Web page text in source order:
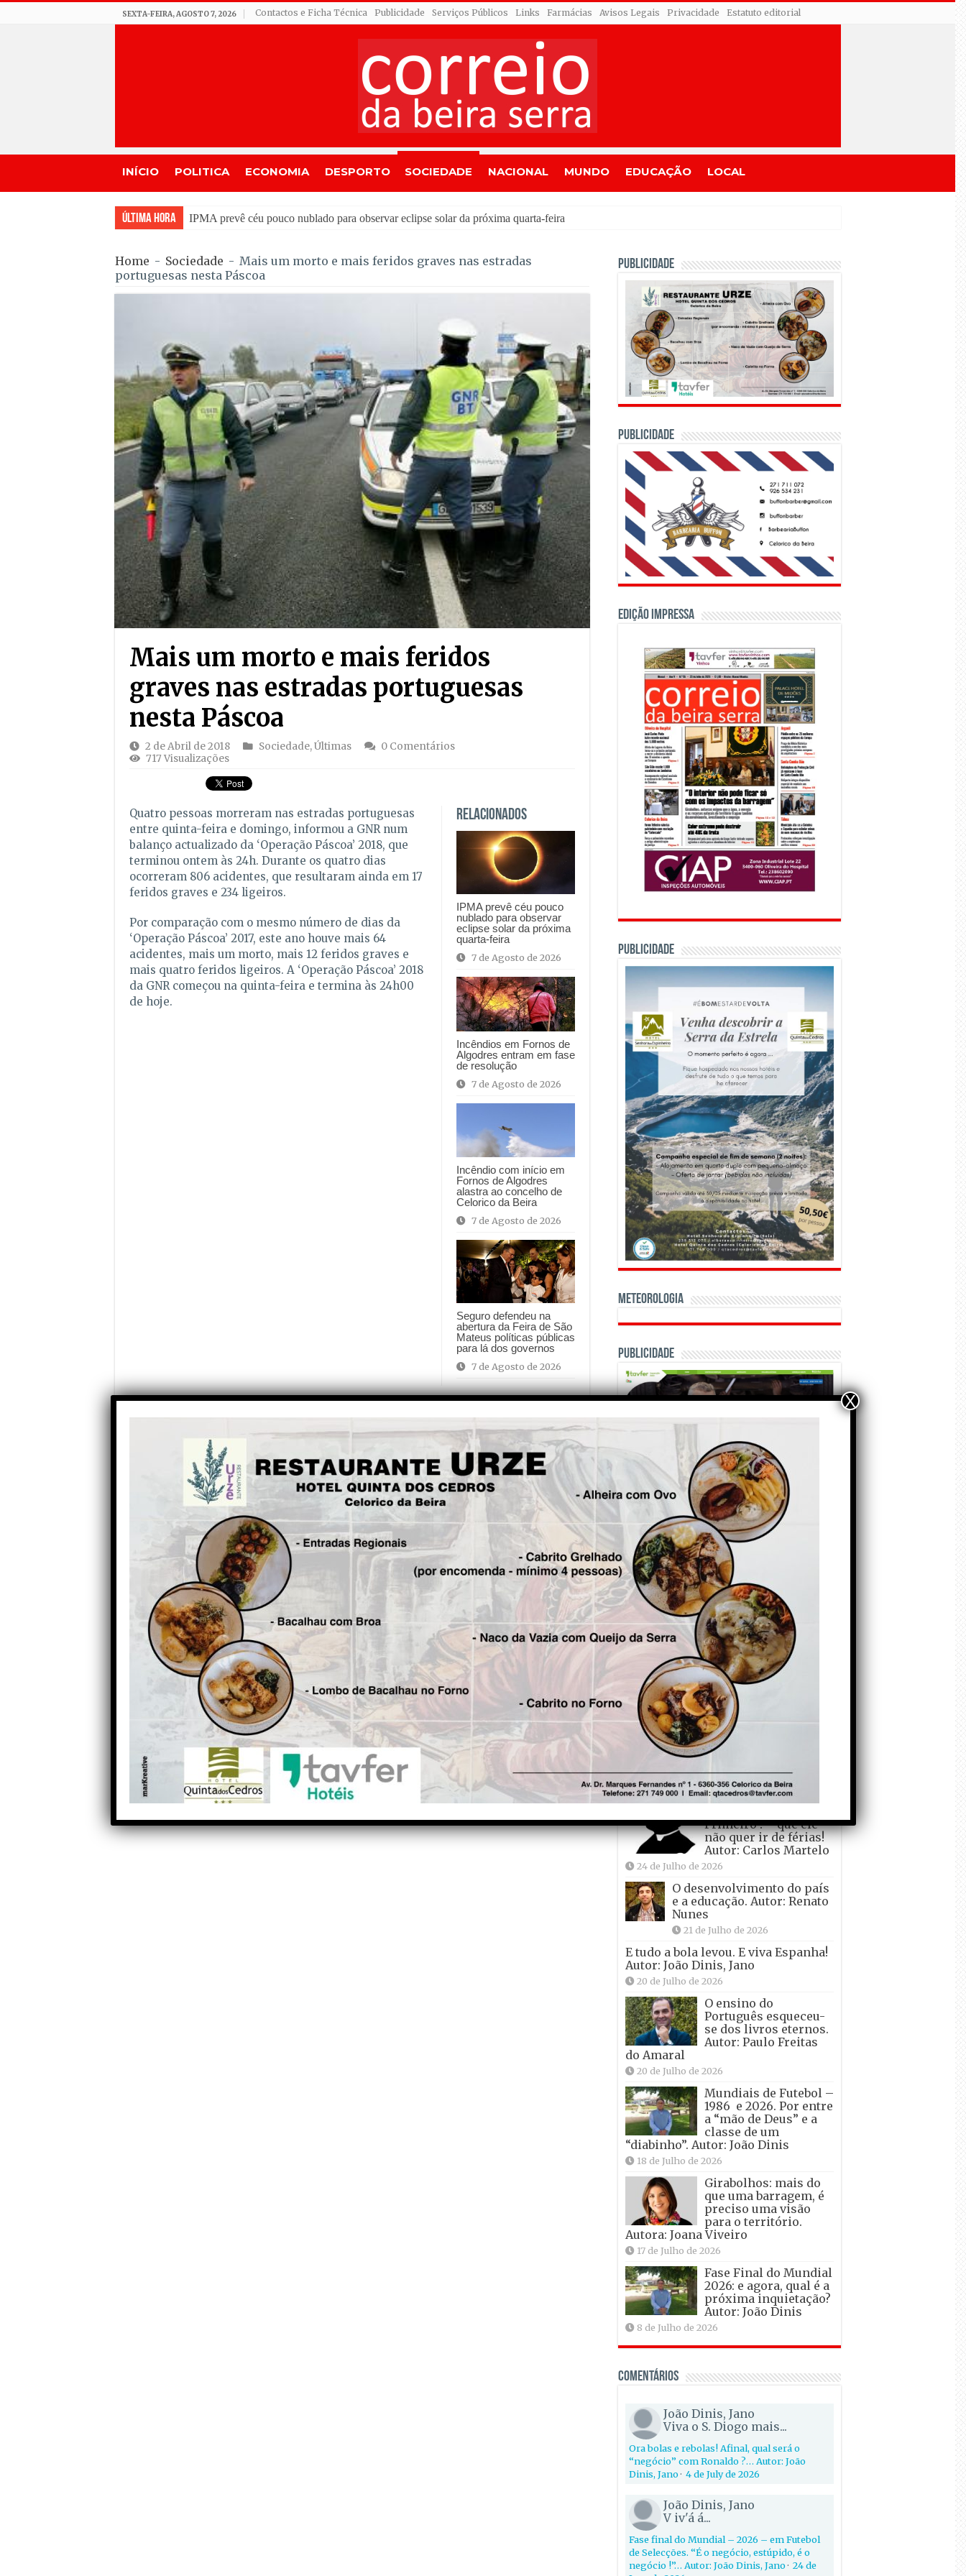
SEXTA-FEIRA, AGOSTO 7, 2026 Contactos e Ficha Técnica Publicidade Serviços Públicos Links Farmácias Avisos Legais Privacidade Estatuto editorial
INÍCIO POLITICA ECONOMIA DESPORTO SOCIEDADE NACIONAL MUNDO EDUCAÇÃO LOCAL
Última Hora Incêndios em Fornos de Algod
Home - Sociedade - Mais um morto e mais feridos graves nas estradas
portuguesas nesta Páscoa
Mais um morto e mais feridos
graves nas estradas portuguesas
nesta Páscoa
2 de Abril de 2018 Sociedade,Últimas
0 Comentários
717 Visualizações
Relacionados
IPMA prevê céu pouco
nublado para observar
eclipse solar da próxima
quarta-feira
7 de Agosto de 2026
Incêndios em Fornos de
Algodres entram em fase
de resolução
7 de Agosto de 2026
Incêndio com início em
Fornos de Algodres
alastra ao concelho de
Celorico da Beira
7 de Agosto de 2026
Seguro defendeu na
abertura da Feira de São
Mateus políticas públicas
para lá dos governos
7 de Agosto de 2026
Quatro pessoas morreram nas estradas portuguesas
entre quinta-feira e domingo, informou a GNR num
balanço actualizado da ‘Operação Páscoa’ 2018, que
terminou ontem às 24h. Durante os quatro dias
ocorreram 806 acidentes, que resultaram ainda em 17
feridos graves e 234 ligeiros.
Por comparação com o mesmo número de dias da
‘Operação Páscoa’ 2017, este ano houve mais 64
acidentes, mais um morto, mais 12 feridos graves e
mais quatro feridos ligeiros. A ‘Operação Páscoa’ 2018
da GNR começou na quinta-feira e termina às 24h00
de hoje.
Partilhe com os seus amigos nas redes sociais!
GNR a partir de hoje no
terreno a fiscalizar limpezas
florestais
Seg.
Pela primeira vez, produção
de electricidade renovável
em Portugal supera
consumo
PUBLICIDADE
PUBLICIDADE
Edição Impressa
PUBLICIDADE
Meteorologia
Publicidade
OPINIÃO E CRÓNICAS
Matraquilhos… Autor:
Fernando Roldão
6 de Agosto de 2026
A marca Sporting em todo o mundo
está a crescer atrás de Ronaldo.
Autor: Paulo Freitas do Amaral
5 de Agosto de 2026
Falso crescimento…
Autor: Nuno Pereira
1 de Agosto de 2026
Tadei Pogacar vence o
“Tour” – A “Volta a
França em Bicicleta”
pela quinta vez! Autor:
João Dinis
27 de Julho de 2026
Primeiro ! – que ele
não quer ir de férias!
Autor: Carlos Martelo
24 de Julho de 2026
O desenvolvimento do país
e a educação. Autor: Renato
Nunes
21 de Julho de 2026
E tudo a bola levou. E viva Espanha!
Autor: João Dinis, Jano
20 de Julho de 2026
O ensino do
Português esqueceu-
se dos livros eternos.
Autor: Paulo Freitas
do Amaral
20 de Julho de 2026
Mundiais de Futebol –
1986 e 2026. Por entre
a “mão de Deus” e a
classe de um
“diabinho”. Autor: João Dinis
18 de Julho de 2026
Girabolhos: mais do
que uma barragem, é
preciso uma visão
para o território.
Autora: Joana Viveiro
17 de Julho de 2026
Fase Final do Mundial
2026: e agora, qual é a
próxima inquietação?
Autor: João Dinis
8 de Julho de 2026
Comentários
João Dinis, Jano
Viva o S. Diogo mais...
Ora bolas e rebolas! Afinal, qual será o
“negócio” com Ronaldo ?… Autor: João
Dinis, Jano· 4 de July de 2026
João Dinis, Jano
V iv'á á...
Fase final do Mundial – 2026 – em Futebol
de Selecções. “É o negócio, estúpido, é o
negócio !”… Autor: João Dinis, Jano· 24 de
X